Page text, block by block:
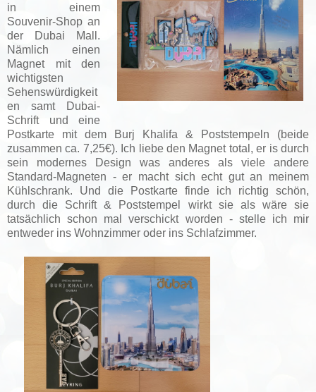
in einem
Souvenir-Shop an
der Dubai Mall.
Nämlich einen
Magnet mit den
wichtigsten
Sehenswürdigkeit
en samt Dubai-
Schrift und eine
Postkarte mit dem Burj Khalifa & Poststempeln (beide
zusammen ca. 7,25€). Ich liebe den Magnet total, er is durch
sein modernes Design was anderes als viele andere
Standard-Magneten - er macht sich echt gut an meinem
Kühlschrank. Und die Postkarte finde ich richtig schön,
durch die Schrift & Poststempel wirkt sie als wäre sie
tatsächlich schon mal verschickt worden - stelle ich mir
entweder ins Wohnzimmer oder ins Schlafzimmer.